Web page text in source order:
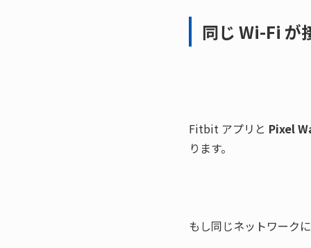
同じ Wi-Fi が
Fitbit アプリと Pixel
ります。
もし同じネットワーク